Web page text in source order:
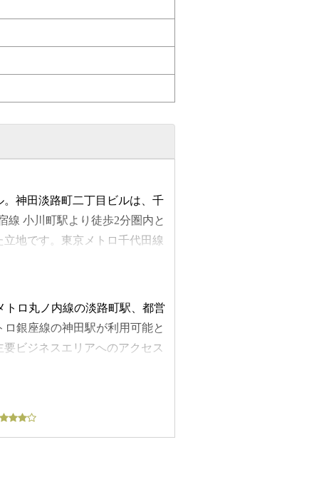
神田淡路町二丁目ビルは、千
線 小川町駅より徒歩2分圏内と
地です。東京メトロ千代田線
置。エントランスは平日の開
ません。21台収容可能な機械
。個別空調・OAフロ
トロ丸ノ内線の淡路町駅、都営
銀座線の神田駅が利用可能と
ビジネスエリアへのアクセス